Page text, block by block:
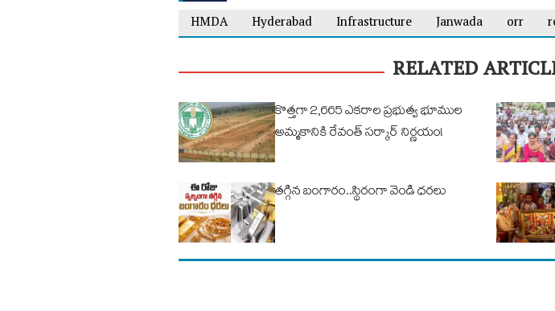
HMDA
Hyderabad Infrastructure Janwada orr
RELATED
కొత్తగా 2,665 ఎకరాల ప్రభుత్వ భూముల
అమ్మకానికి రేవంత్ సర్కార్ నిర్ణయం!
తగ్గిన బంగారం..స్థిరంగా వెండి ధరలు